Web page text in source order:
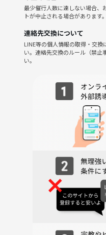
【参加したら何が得られるの】
①​社外の人と交流できる
②物事の変化に興味関心を持つ
③論理思考力が高まる
④問題を解くことで頭を使うこと
・他の参加メンバーへの迷惑行
ジネス、宗教の勧誘を目的とし
反と判断した場合、退室をお願い
の交換は控えてください。
最少催行人数に達しない場合、
トが中止される場合があります
連絡先交換について
LINE等の個人情報の取得・交
い。連絡先交換のルール（禁止
い。